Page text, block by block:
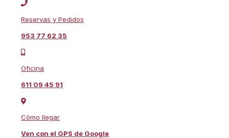
Reservas y Pedidos
953 77 62 35
Oficina
611 09 45 91
Cómo llegar
Ven con el GPS de Google